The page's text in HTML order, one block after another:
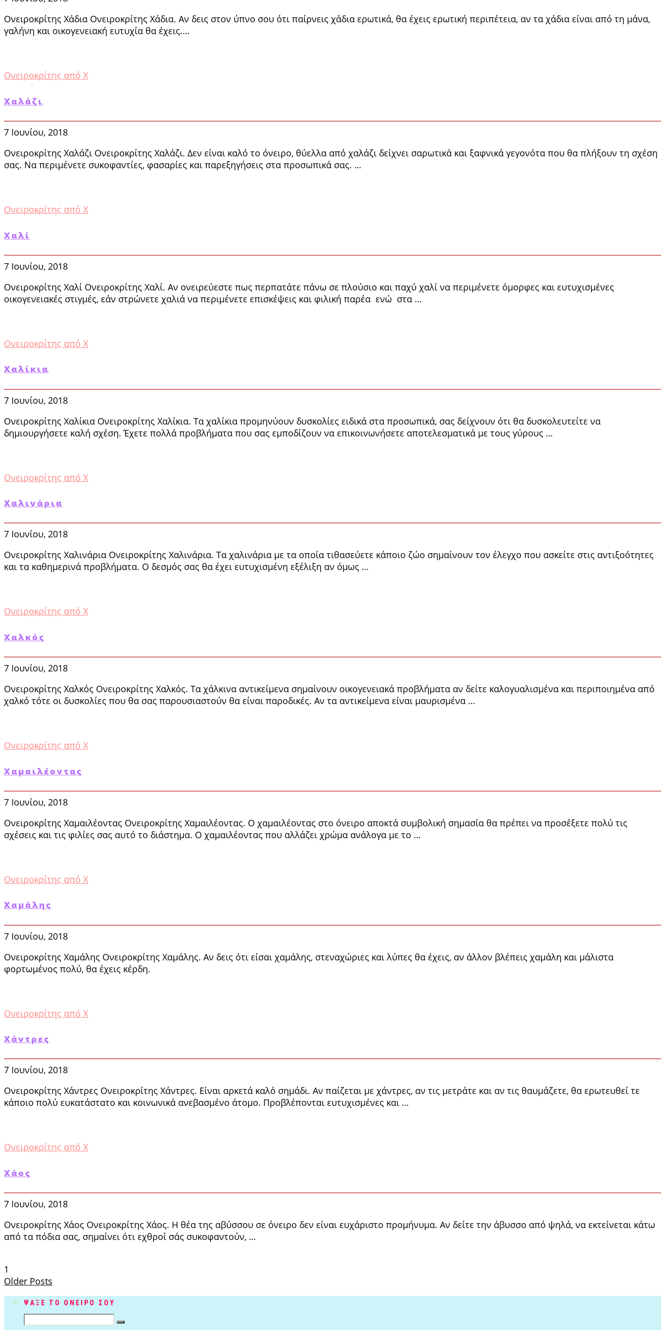
Ονειροκρίτης Χάδια Ονειροκρίτης Χάδια. Αν δεις στον ύπνο σου ότι παίρνεις χάδια ερωτικά, θα έχεις ερωτική περιπέτεια, αν τα χάδια είναι από τη μάνα,
γαλήνη και οικογενειακή ευτυχία θα έχεις.…
Ονειροκρίτης από Χ
Χαλάζι
7 Ιουνίου, 2018
Ονειροκρίτης Χαλάζι Ονειροκρίτης Χαλάζι. Δεν είναι καλό το όνειρο, θύελλα από χαλάζι δείχνει σαρωτικά και ξαφνικά γεγονότα που θα πλήξουν τη σχέση
σας. Να περιμένετε συκοφαντίες, φασαρίες και παρεξηγήσεις στα προσωπικά σας. …
Ονειροκρίτης από Χ
Χαλί
7 Ιουνίου, 2018
Ονειροκρίτης Χαλί Ονειροκρίτης Χαλί. Αν ονειρεύεστε πως περπατάτε πάνω σε πλούσιο και παχύ χαλί να περιμένετε όμορφες και ευτυχισμένες
οικογενειακές στιγμές, εάν στρώνετε χαλιά να περιμένετε επισκέψεις και φιλική παρέα ενώ στα …
Ονειροκρίτης από Χ
Χαλίκια
7 Ιουνίου, 2018
Ονειροκρίτης Χαλίκια Ονειροκρίτης Χαλίκια. Τα χαλίκια προμηνύουν δυσκολίες ειδικά στα προσωπικά, σας δείχνουν ότι θα δυσκολευτείτε να
δημιουργήσετε καλή σχέση. Έχετε πολλά προβλήματα που σας εμποδίζουν να επικοινωνήσετε αποτελεσματικά με τους γύρους …
Ονειροκρίτης από Χ
Χαλινάρια
7 Ιουνίου, 2018
Ονειροκρίτης Χαλινάρια Ονειροκρίτης Χαλινάρια. Τα χαλινάρια με τα οποία τιθασεύετε κάποιο ζώο σημαίνουν τον έλεγχο που ασκείτε στις αντιξοότητες
και τα καθημερινά προβλήματα. Ο δεσμός σας θα έχει ευτυχισμένη εξέλιξη αν όμως …
Ονειροκρίτης από Χ
Χαλκός
7 Ιουνίου, 2018
Ονειροκρίτης Χαλκός Ονειροκρίτης Χαλκός. Τα χάλκινα αντικείμενα σημαίνουν οικογενειακά προβλήματα αν δείτε καλογυαλισμένα και περιποιημένα από
χαλκό τότε οι δυσκολίες που θα σας παρουσιαστούν θα είναι παροδικές. Αν τα αντικείμενα είναι μαυρισμένα …
Ονειροκρίτης από Χ
Χαμαιλέοντας
7 Ιουνίου, 2018
Ονειροκρίτης Χαμαιλέοντας Ονειροκρίτης Χαμαιλέοντας. Ο χαμαιλέοντας στο όνειρο αποκτά συμβολική σημασία θα πρέπει να προσέξετε πολύ τις
σχέσεις και τις φιλίες σας αυτό το διάστημα. Ο χαμαιλέοντας που αλλάζει χρώμα ανάλογα με το …
Ονειροκρίτης από Χ
Χαμάλης
7 Ιουνίου, 2018
Ονειροκρίτης Χαμάλης Ονειροκρίτης Χαμάλης. Αν δεις ότι είσαι χαμάλης, στεναχώριες και λύπες θα έχεις, αν άλλον βλέπεις χαμάλη και μάλιστα
φορτωμένος πολύ, θα έχεις κέρδη.
Ονειροκρίτης από Χ
Χάντρες
7 Ιουνίου, 2018
Ονειροκρίτης Χάντρες Ονειροκρίτης Χάντρες. Είναι αρκετά καλό σημάδι. Αν παίζεται με χάντρες, αν τις μετράτε και αν τις θαυμάζετε, θα ερωτευθεί τε
κάποιο πολύ ευκατάστατο και κοινωνικά ανεβασμένο άτομο. Προβλέπονται ευτυχισμένες και …
Ονειροκρίτης από Χ
Χάος
7 Ιουνίου, 2018
Ονειροκρίτης Χάος Ονειροκρίτης Χάος. Η θέα της αβύσσου σε όνειρο δεν είναι ευχάριστο προμήνυμα. Αν δείτε την άβυσσο από ψηλά, να εκτείνεται κάτω
από τα πόδια σας, σημαίνει ότι εχθροί σάς συκοφαντούν, …
1
Older Posts
ΨΑΞΕ ΤΟ ΟΝΕΙΡΟ ΣΟΥ